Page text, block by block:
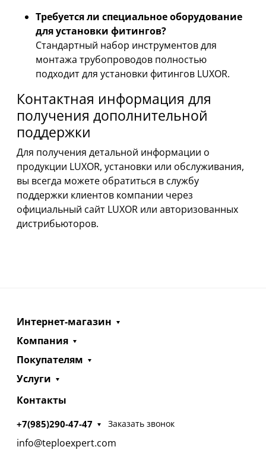
Требуется ли специальное оборудование
для установки фитингов?
Стандартный набор инструментов для
монтажа трубопроводов полностью
подходит для установки фитингов LUXOR.
Контактная информация для
получения дополнительной
поддержки
Для получения детальной информации о
продукции LUXOR, установки или обслуживания,
вы всегда можете обратиться в службу
поддержки клиентов компании через
официальный сайт LUXOR или авторизованных
дистрибьюторов.
Интернет-магазин
Компания
Покупателям
Услуги
Контакты
+7(985)290-47-47 Заказать звонок
info@teploexpert.com